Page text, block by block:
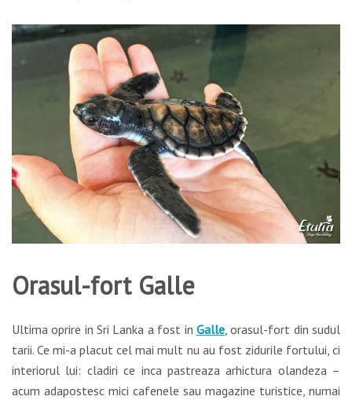
Orasul-fort Galle
Ultima oprire in Sri Lanka a fost in Galle, orasul-fort din sudul
tarii. Ce mi-a placut cel mai mult nu au fost zidurile fortului, ci
interiorul lui: cladiri ce inca pastreaza arhictura olandeza –
acum adapostesc mici cafenele sau magazine turistice, numai